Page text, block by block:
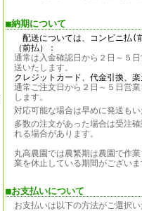
■納期について
配送については、コンビニ払(
（前払）：
通常は入金確認日から２日～５
送いたします。
クレジットカード、代金引換、
通常ご注文日から２日～５日営
します。
対応可能な場合は早めに発送も
多数の注文があった場合は受注
れる場合があります。
丸高農園では農繁期は農園で作
業を休止している期間がござい
■お支払いについて
お支払いは以下の方法がご選択